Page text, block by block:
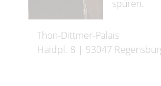
spüren.
Thon-Dittmer-Palais
Haidpl. 8 | 93047